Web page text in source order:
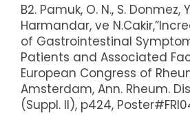
B2. Pamuk, O. N., S. Donmez,
Harmandar, ve
of Gastrointestinal
Patients and Associated
European Congress of
Amsterdam, Ann. Rheum.
(Suppl. II), p424,